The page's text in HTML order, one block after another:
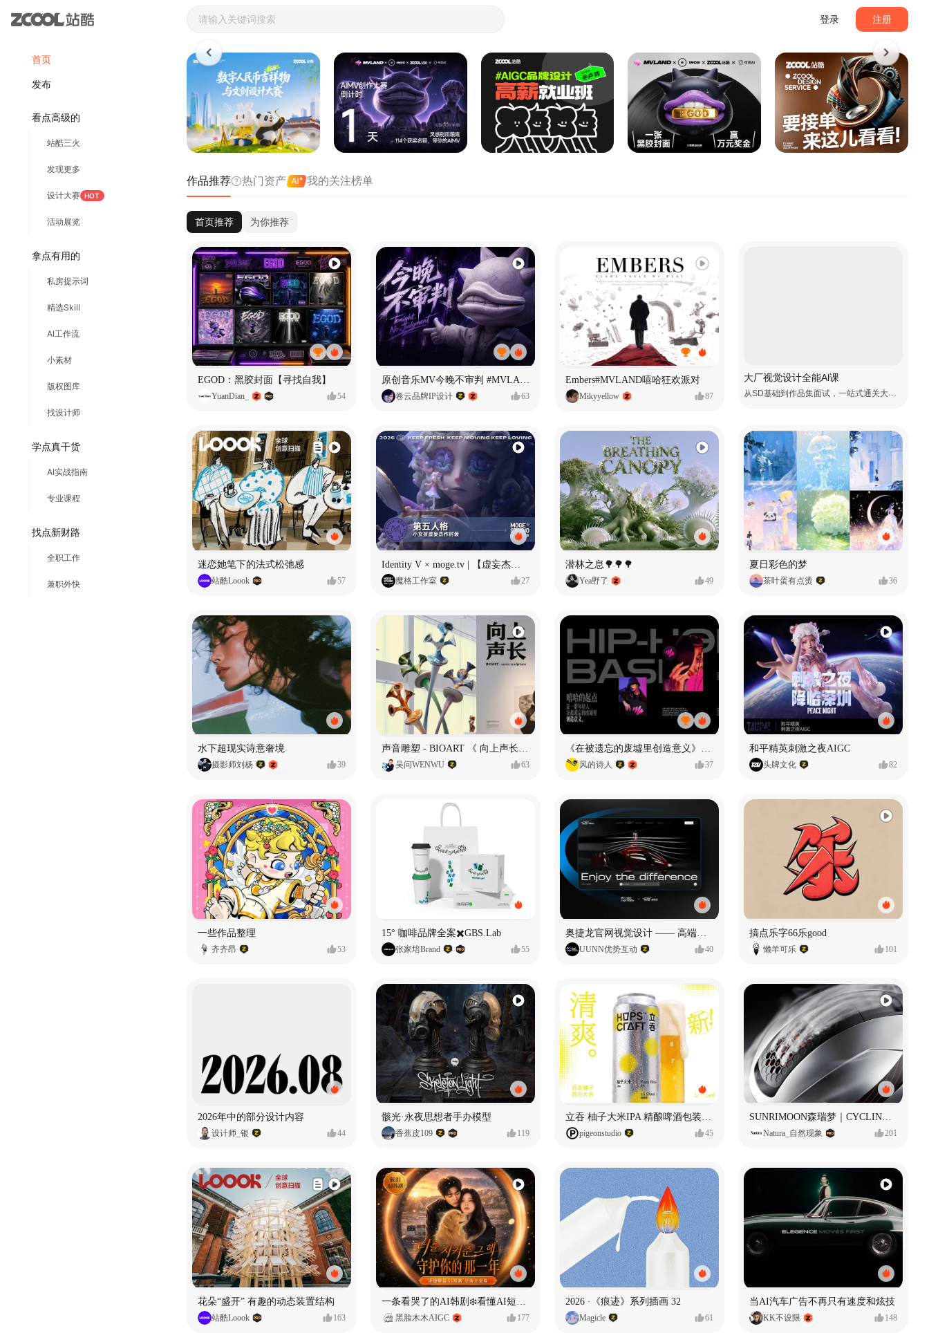
首页
发布
看点高级的
站酷三火
发现更多
设计大赛 HOT
活动展览
拿点有用的
私房提示词
精选Skill
AI工作流
小素材
版权图库
找设计师
学点真干货
AI实战指南
专业课程
找点新财路
全职工作
兼职外快
登录 注册
站酷ZCOOL - 设计师们都在站酷
作品推荐 热门资产 我的关注榜单
首页推荐 为你推荐
EGOD：黑胶封面【寻找自我】
YuanDian_ 54
原创音乐MV今晚不审判 #MVLAND嘻哈狂欢派对
卷云品牌IP设计 63
Embers#MVLAND嘻哈狂欢派对
Mikyyellow 87
大厂视觉设计全能Al课
从SD基础到作品集面试，一站式通关大厂视觉岗
迷恋她笔下的法式松弛感
站酷Loook 57 魔格工作室 27
潜林之息🌳🌳🌳
Yea野了 49
夏日彩色的梦
茶叶蛋有点烫 36
水下超现实诗意奢境
摄影师刘杨 39
声音雕塑 - BIOART 《 向上声长 》
吴问WENWU 63
《在被遗忘的废墟里创造意义》#MVLAND嘻哈狂欢派对
风的诗人 37
和平精英刺激之夜AIGC
头牌文化 82
一些作品整理
齐齐昂 53
15° 咖啡品牌全案✖️GBS.Lab
张家培Brand 55 UUNN优势互动 40
搞点乐字66乐good
懒羊可乐 101
2026年中的部分设计内容
设计师_银 44
骸光·永夜思想者手办模型
香蕉皮109 119
立吞 柚子大米IPA 精酿啤酒包装设计
pigeonstudio 45
SUNRIMOON森瑞梦｜CYCLING HELMET CG｜气动骑行头盔
Natura_自然现象 201
花朵“盛开” 有趣的动态装置结构
站酷Loook 163 黑脸木木AIGC 177
2026 ·《痕迹》系列插画 32
Magicle 61
当AI汽车广告不再只有速度和炫技
KK不设限 148